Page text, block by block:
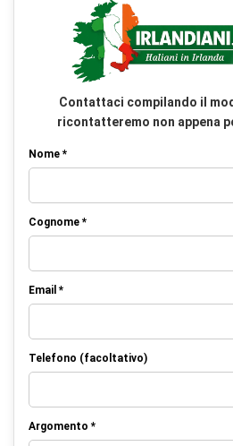
Contattaci compilando il
ricontatteremo non appena
Nome *
Cognome *
Email *
Telefono (facoltativo)
Argomento *